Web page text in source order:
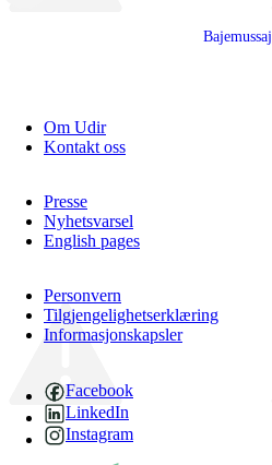
Bajemussaj
Om Udir
Kontakt oss
Presse
Nyhetsvarsel
English pages
Personvern
Tilgjengelighetserklæring
Informasjonskapsler
Facebook
LinkedIn
Instagram